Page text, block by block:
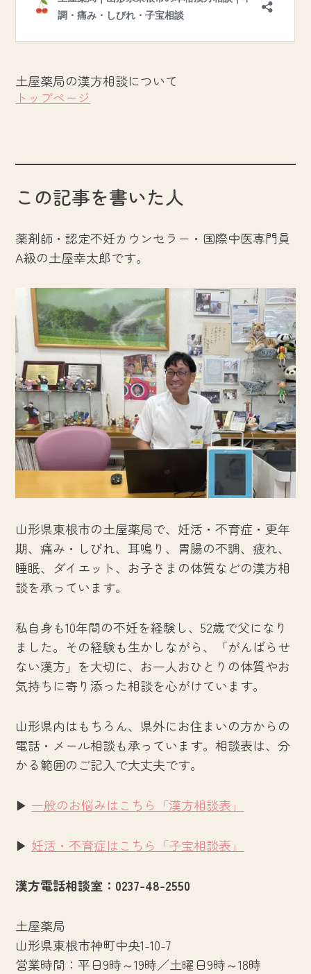
土屋薬局の漢方相談について
トップページ
この記事を書いた人
薬剤師・認定不妊カウンセラー・国際中医専門員
A級の土屋幸太郎です。
山形県東根市の土屋薬局で、妊活・不育症・更年
期、痛み・しびれ、耳鳴り、胃腸の不調、疲れ、
睡眠、ダイエット、お子さまの体質などの漢方相
談を承っています。
私自身も10年間の不妊を経験し、52歳で父になり
ました。その経験も生かしながら、「がんばらせ
ない漢方」を大切に、お一人おひとりの体質やお
気持ちに寄り添った相談を心がけています。
山形県内はもちろん、県外にお住まいの方からの
電話・メール相談も承っています。相談表は、分
かる範囲のご記入で大丈夫です。
▶ 一般のお悩みはこちら「漢方相談表」
▶ 妊活・不育症はこちら「子宝相談表」
漢方電話相談室：0237-48-2550
土屋薬局
山形県東根市神町中央1-10-7
営業時間：平日9時～19時／土曜日9時～18時